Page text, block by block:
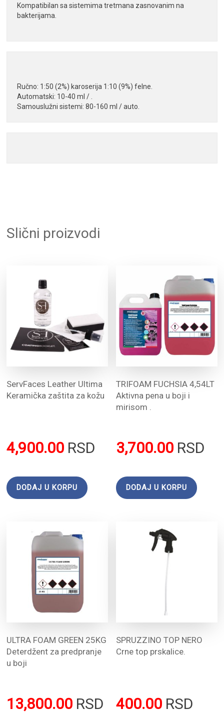
Kompatibilan sa sistemima tretmana zasnovanim na
bakterijama.
Ručno: 1:50 (2%) karoserija 1:10 (9%) felne.
Automatski: 10-40 ml / .
Samouslužni sistemi: 80-160 ml / auto.
Slični proizvodi
ServFaces Leather Ultima
Keramička zaštita za kožu
4,900.00 RSD
DODAJ U KORPU
TRIFOAM FUCHSIA 4,54LT
Aktivna pena u boji i
mirisom .
3,700.00 RSD
DODAJ U KORPU
ULTRA FOAM GREEN 25KG
Deterdžent za predpranje
u boji
13,800.00 RSD
SPRUZZINO TOP NERO
Crne top prskalice.
400.00 RSD